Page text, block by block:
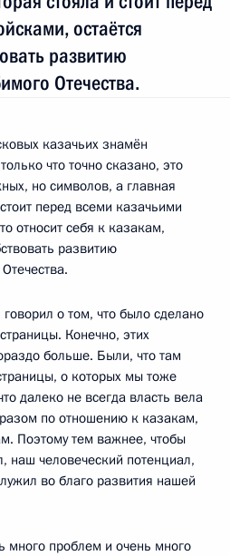
остаётся
развитию
Отечества.
казачьих знамён
что точно сказано, это
но символов, а главная
перед всеми казачьими
относит себя к казакам,
развитию
о том, что было сделано
Конечно, этих
больше. Были, что там
о которых мы тоже
далеко не всегда власть вела
по отношению к казакам,
Поэтому тем важнее, чтобы
наш человеческий потенциал,
во благо развития нашей
много проблем и очень много